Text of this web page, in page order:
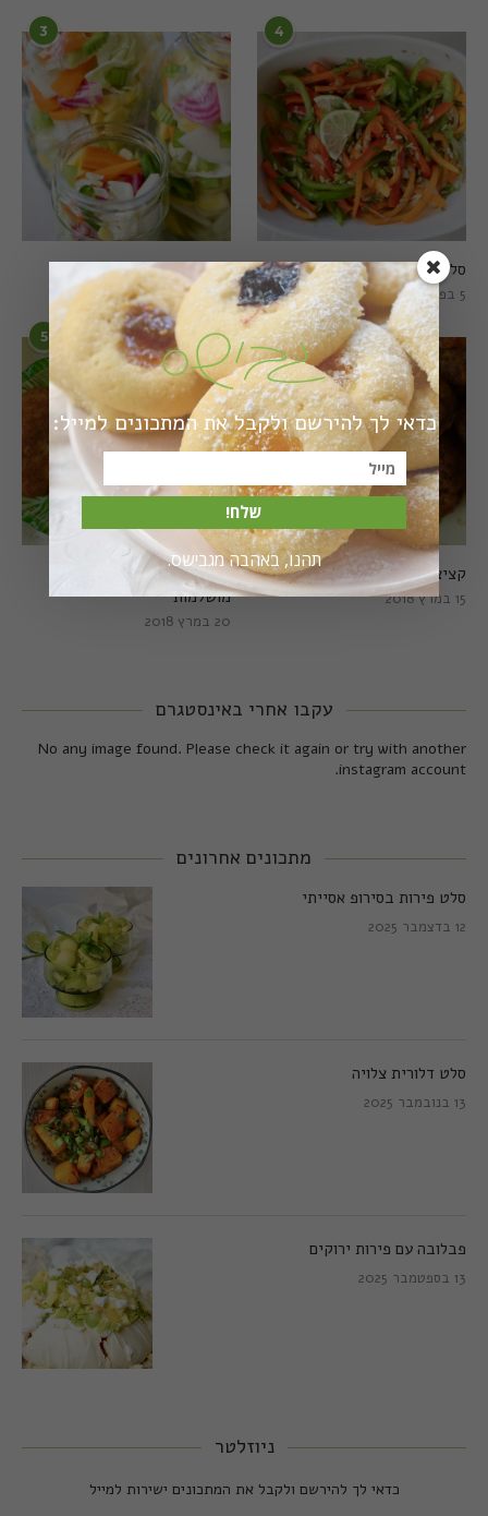
3
חמוצים מהירים
1 באוגוסט 2022
4
סלט פלפלים טרי וצבעוני
5 בפברואר 2021
5
קציצות כרישה טבעוניות
מושלמות
20 במרץ 2018
6
קציצות כרישה מושלמות
15 במרץ 2018
עקבו אחרי באינסטגרם
No any image found. Please check it again or try with another
instagram account.
מתכונים אחרונים
סלט פירות בסירופ אסייתי
12 בדצמבר 2025
סלט דלורית צלויה
13 בנובמבר 2025
פבלובה עם פירות ירוקים
13 בספטמבר 2025
ניוזלטר
כדאי לך להירשם ולקבל את המתכונים ישירות למייל
כדאי לך להירשם ולקבל את המתכונים למייל:
שלח!
תהנו, באהבה מגבישס.